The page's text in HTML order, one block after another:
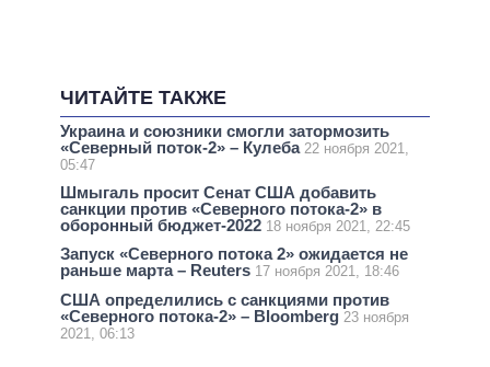
ЧИТАЙТЕ ТАКЖЕ
Украина и союзники смогли затормозить
«Северный поток-2» – Кулеба 22 ноября 2021,
05:47
Шмыгаль просит Сенат США добавить
санкции против «Северного потока-2» в
оборонный бюджет-2022 18 ноября 2021, 22:45
Запуск «Северного потока 2» ожидается не
раньше марта – Reuters 17 ноября 2021, 18:46
США определились с санкциями против
«Северного потока-2» – Bloomberg 23 ноября
2021, 06:13